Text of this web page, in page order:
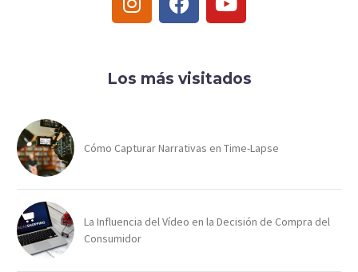
Los más visitados
Cómo Capturar Narrativas en Time-Lapse
La Influencia del Vídeo en la Decisión de Compra del
Consumidor